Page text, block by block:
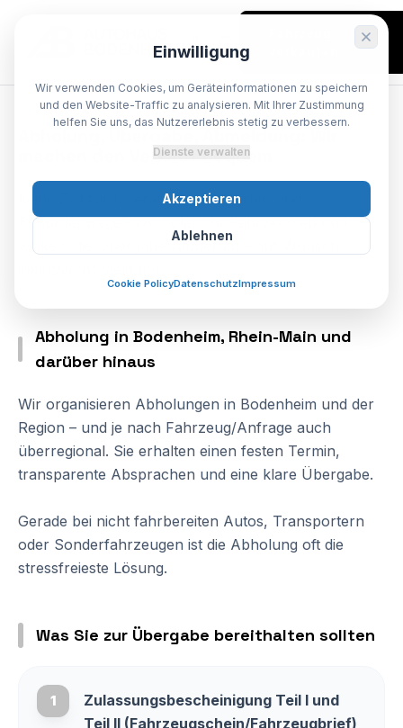
SPEZIALIST BODENHEIM
Übergabe, Abmeldung:
Verkaufbequem
Keine Zeit für Inserate, Probefahrten und
Behördenwege? Wir holen Ihr Fahrzeug ab und
wickeln die Übergabe sauber ab – auf Wunsch
Abholung in Bodenheim, Rhein-Main und
darüber hinaus
Wir organisieren Abholungen in Bodenheim und der
Region – und je nach Fahrzeug/Anfrage auch
überregional. Sie erhalten einen festen Termin,
transparente Absprachen und eine klare Übergabe.
Gerade bei nicht fahrbereiten Autos, Transportern
oder Sonderfahrzeugen ist die Abholung oft die
stressfreieste Lösung.
Was Sie zur Übergabe bereithalten sollten
1
Zulassungsbescheinigung Teil I und
Teil II (Fahrzeugschein/Fahrzeugbrief)
Einwilligung
Wir verwenden Cookies, um Geräteinformationen zu speichern
und den Website-Traffic zu analysieren. Mit Ihrer Zustimmung
helfen Sie uns, das Nutzererlebnis stetig zu verbessern.
Dienste verwalten
Akzeptieren
Ablehnen
Cookie PolicyDatenschutzImpressum